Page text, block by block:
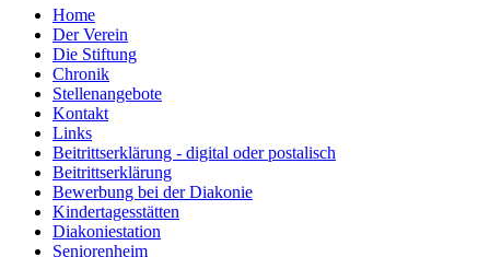
Home
Der Verein
Die Stiftung
Chronik
Stellenangebote
Kontakt
Links
Beitrittserklärung - digital oder postalisch
Beitrittserklärung
Bewerbung bei der Diakonie
Kindertagesstätten
Diakoniestation
Seniorenheim